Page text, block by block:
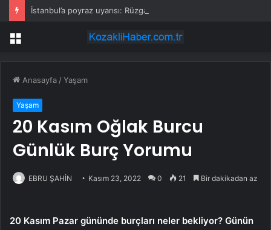
İstanbul’a poyraz uyarısı: Rüzgar kuvvetlenecek!
Menü
Anasayfa /Yaşam
Yaşam
20 Kasım Oğlak Burcu
Günlük Burç Yorumu
EBRU ŞAHİN Kasım 23, 2022 0 21 Bir dakikadan az
20 Kasım Pazar gününde burçları neler bekliyor? Günün